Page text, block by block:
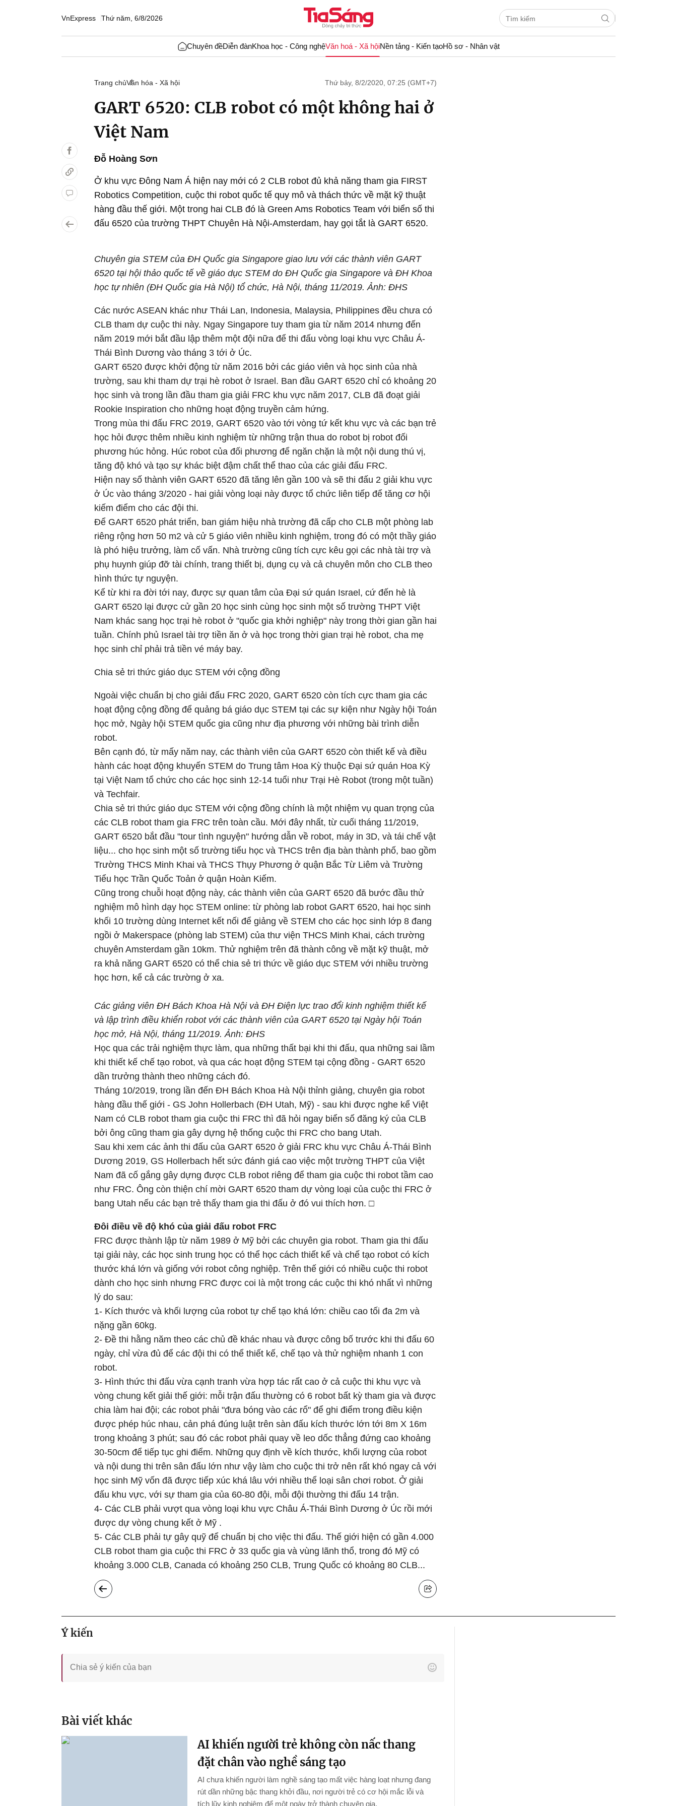
VnExpress Thứ năm, 6/8/2026
Chuyên đềDiễn đànKhoa học - Công nghệVăn hoá - Xã hộiNền tảng - Kiến tạoHồ sơ - Nhân vật
Trang chủVăn hóa - Xã hội Thứ bảy, 8/2/2020, 07:25 (GMT+7)
GART 6520: CLB robot có một không hai ở
Việt Nam
Đỗ Hoàng Sơn
Ở khu vực Đông Nam Á hiện nay mới có 2 CLB robot đủ khả năng tham gia FIRST
Robotics Competition, cuộc thi robot quốc tế quy mô và thách thức về mặt kỹ thuật
hàng đầu thế giới. Một trong hai CLB đó là Green Ams Robotics Team với biển số thi
đấu 6520 của trường THPT Chuyên Hà Nội-Amsterdam, hay gọi tắt là GART 6520.
Chuyên gia STEM của ĐH Quốc gia Singapore giao lưu với các thành viên GART
6520 tại hội thảo quốc tế về giáo dục STEM do ĐH Quốc gia Singapore và ĐH Khoa
học tự nhiên (ĐH Quốc gia Hà Nội) tổ chức, Hà Nội, tháng 11/2019. Ảnh: ĐHS
Các nước ASEAN khác như Thái Lan, Indonesia, Malaysia, Philippines đều chưa có
CLB tham dự cuộc thi này. Ngay Singapore tuy tham gia từ năm 2014 nhưng đến
năm 2019 mới bắt đầu lập thêm một đội nữa để thi đấu vòng loại khu vực Châu Á-
Thái Bình Dương vào tháng 3 tới ở Úc.
GART 6520 được khởi động từ năm 2016 bởi các giáo viên và học sinh của nhà
trường, sau khi tham dự trại hè robot ở Israel. Ban đầu GART 6520 chỉ có khoảng 20
học sinh và trong lần đầu tham gia giải FRC khu vực năm 2017, CLB đã đoạt giải
Rookie Inspiration cho những hoạt động truyền cảm hứng.
Trong mùa thi đấu FRC 2019, GART 6520 vào tới vòng tứ kết khu vực và các bạn trẻ
học hỏi được thêm nhiều kinh nghiệm từ những trận thua do robot bị robot đối
phương húc hỏng. Húc robot của đối phương để ngăn chặn là một nội dung thú vị,
tăng độ khó và tạo sự khác biệt đậm chất thể thao của các giải đấu FRC.
Hiện nay số thành viên GART 6520 đã tăng lên gần 100 và sẽ thi đấu 2 giải khu vực
ở Úc vào tháng 3/2020 - hai giải vòng loại này được tổ chức liên tiếp để tăng cơ hội
kiếm điểm cho các đội thi.
Để GART 6520 phát triển, ban giám hiệu nhà trường đã cấp cho CLB một phòng lab
riêng rộng hơn 50 m2 và cử 5 giáo viên nhiều kinh nghiệm, trong đó có một thầy giáo
là phó hiệu trưởng, làm cố vấn. Nhà trường cũng tích cực kêu gọi các nhà tài trợ và
phụ huynh giúp đỡ tài chính, trang thiết bị, dụng cụ và cả chuyên môn cho CLB theo
hình thức tự nguyện.
Kể từ khi ra đời tới nay, được sự quan tâm của Đại sứ quán Israel, cứ đến hè là
GART 6520 lại được cử gần 20 học sinh cùng học sinh một số trường THPT Việt
Nam khác sang học trại hè robot ở "quốc gia khởi nghiệp" này trong thời gian gần hai
tuần. Chính phủ Israel tài trợ tiền ăn ở và học trong thời gian trại hè robot, cha mẹ
học sinh chỉ phải trả tiền vé máy bay.
Chia sẻ tri thức giáo dục STEM với cộng đồng
Ngoài việc chuẩn bị cho giải đấu FRC 2020, GART 6520 còn tích cực tham gia các
hoạt động cộng đồng để quảng bá giáo dục STEM tại các sự kiện như Ngày hội Toán
học mở, Ngày hội STEM quốc gia cũng như địa phương với những bài trình diễn
robot.
Bên cạnh đó, từ mấy năm nay, các thành viên của GART 6520 còn thiết kế và điều
hành các hoạt động khuyến STEM do Trung tâm Hoa Kỳ thuộc Đại sứ quán Hoa Kỳ
tại Việt Nam tổ chức cho các học sinh 12-14 tuổi như Trại Hè Robot (trong một tuần)
và Techfair.
Chia sẻ tri thức giáo dục STEM với cộng đồng chính là một nhiệm vụ quan trọng của
các CLB robot tham gia FRC trên toàn cầu. Mới đây nhất, từ cuối tháng 11/2019,
GART 6520 bắt đầu "tour tình nguyện" hướng dẫn về robot, máy in 3D, và tái chế vật
liệu... cho học sinh một số trường tiểu học và THCS trên địa bàn thành phố, bao gồm
Trường THCS Minh Khai và THCS Thụy Phương ở quận Bắc Từ Liêm và Trường
Tiểu học Trần Quốc Toản ở quận Hoàn Kiếm.
Cũng trong chuỗi hoạt động này, các thành viên của GART 6520 đã bước đầu thử
nghiệm mô hình dạy học STEM online: từ phòng lab robot GART 6520, hai học sinh
khối 10 trường dùng Internet kết nối để giảng về STEM cho các học sinh lớp 8 đang
ngồi ở Makerspace (phòng lab STEM) của thư viện THCS Minh Khai, cách trường
chuyên Amsterdam gần 10km. Thử nghiệm trên đã thành công về mặt kỹ thuật, mở
ra khả năng GART 6520 có thể chia sẻ tri thức về giáo dục STEM với nhiều trường
học hơn, kể cả các trường ở xa.
Các giảng viên ĐH Bách Khoa Hà Nội và ĐH Điện lực trao đổi kinh nghiệm thiết kế
và lập trình điều khiển robot với các thành viên của GART 6520 tại Ngày hội Toán
học mở, Hà Nội, tháng 11/2019. Ảnh: ĐHS
Học qua các trải nghiệm thực làm, qua những thất bại khi thi đấu, qua những sai lầm
khi thiết kế chế tạo robot, và qua các hoạt động STEM tại cộng đồng - GART 6520
dần trưởng thành theo những cách đó.
Tháng 10/2019, trong lần đến ĐH Bách Khoa Hà Nội thỉnh giảng, chuyên gia robot
hàng đầu thế giới - GS John Hollerbach (ĐH Utah, Mỹ) - sau khi được nghe kể Việt
Nam có CLB robot tham gia cuộc thi FRC thì đã hỏi ngay biển số đăng ký của CLB
bởi ông cũng tham gia gây dựng hệ thống cuộc thi FRC cho bang Utah.
Sau khi xem các ảnh thi đấu của GART 6520 ở giải FRC khu vực Châu Á-Thái Bình
Dương 2019, GS Hollerbach hết sức đánh giá cao việc một trường THPT của Việt
Nam đã cố gắng gây dựng được CLB robot riêng để tham gia cuộc thi robot tầm cao
như FRC. Ông còn thiện chí mời GART 6520 tham dự vòng loại của cuộc thi FRC ở
bang Utah nếu các bạn trẻ thấy tham gia thi đấu ở đó vui thích hơn. □
Đôi điều về độ khó của giải đấu robot FRC
FRC được thành lập từ năm 1989 ở Mỹ bởi các chuyên gia robot. Tham gia thi đấu
tại giải này, các học sinh trung học có thể học cách thiết kế và chế tạo robot có kích
thước khá lớn và giống với robot công nghiệp. Trên thế giới có nhiều cuộc thi robot
dành cho học sinh nhưng FRC được coi là một trong các cuộc thi khó nhất vì những
lý do sau:
1- Kích thước và khối lượng của robot tự chế tạo khá lớn: chiều cao tối đa 2m và
nặng gần 60kg.
2- Đề thi hằng năm theo các chủ đề khác nhau và được công bố trước khi thi đấu 60
ngày, chỉ vừa đủ để các đội thi có thể thiết kế, chế tạo và thử nghiệm nhanh 1 con
robot.
3- Hình thức thi đấu vừa cạnh tranh vừa hợp tác rất cao ở cả cuộc thi khu vực và
vòng chung kết giải thế giới: mỗi trận đấu thường có 6 robot bất kỳ tham gia và được
chia làm hai đội; các robot phải "đưa bóng vào các rổ" để ghi điểm trong điều kiện
được phép húc nhau, cản phá đúng luật trên sàn đấu kích thước lớn tới 8m X 16m
trong khoảng 3 phút; sau đó các robot phải quay về leo dốc thẳng đứng cao khoảng
30-50cm để tiếp tục ghi điểm. Những quy định về kích thước, khối lượng của robot
và nội dung thi trên sân đấu lớn như vậy làm cho cuộc thi trở nên rất khó ngay cả với
học sinh Mỹ vốn đã được tiếp xúc khá lâu với nhiều thể loại sân chơi robot. Ở giải
đấu khu vực, với sự tham gia của 60-80 đội, mỗi đội thường thi đấu 14 trận.
4- Các CLB phải vượt qua vòng loại khu vực Châu Á-Thái Bình Dương ở Úc rồi mới
được dự vòng chung kết ở Mỹ .
5- Các CLB phải tự gây quỹ để chuẩn bị cho việc thi đấu. Thế giới hiện có gần 4.000
CLB robot tham gia cuộc thi FRC ở 33 quốc gia và vùng lãnh thổ, trong đó Mỹ có
khoảng 3.000 CLB, Canada có khoảng 250 CLB, Trung Quốc có khoảng 80 CLB...
Ý kiến
Bài viết khác
AI khiến người trẻ không còn nấc thang
đặt chân vào nghề sáng tạo
AI chưa khiến người làm nghề sáng tạo mất việc hàng loạt nhưng đang
rút dần những bậc thang khởi đầu, nơi người trẻ có cơ hội mắc lỗi và
tích lũy kinh nghiệm để một ngày trở thành chuyên gia.